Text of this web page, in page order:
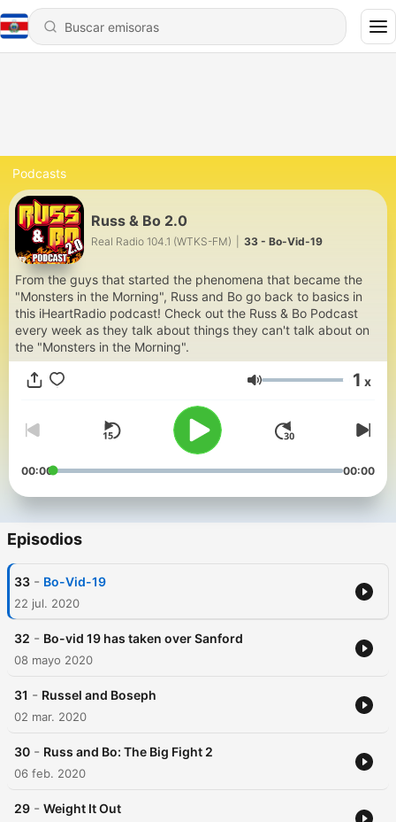
Podcasts
Russ & Bo 2.0
Real Radio 104.1 (WTKS-FM) 33 - Bo-Vid-19
From the guys that started the phenomena that became the
"Monsters in the Morning", Russ and Bo go back to basics in
this iHeartRadio podcast! Check out the Russ & Bo Podcast
every week as they talk about things they can't talk about on
the "Monsters in the Morning".
Volumen 1 x
00:00 00:00
Episodios
33 - Bo-Vid-19
22 jul. 2020
32 - Bo-vid 19 has taken over Sanford
08 mayo 2020
31 - Russel and Boseph
02 mar. 2020
30 - Russ and Bo: The Big Fight 2
06 feb. 2020
29 - Weight It Out